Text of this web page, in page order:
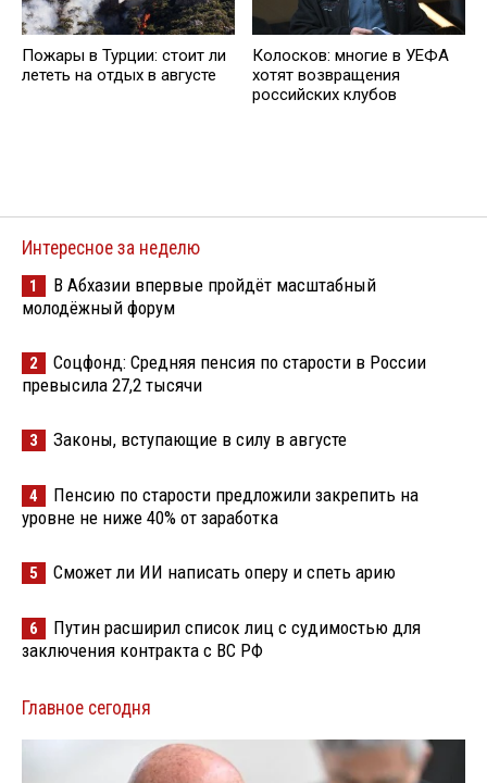
Пожары в Турции: стоит ли
лететь на отдых в августе
Колосков: многие в УЕФА
хотят возвращения
российских клубов
Интересное за неделю
1
В Абхазии впервые пройдёт масштабный
молодёжный форум
2
Соцфонд: Средняя пенсия по старости в России
превысила 27,2 тысячи
3 Законы, вступающие в силу в августе
4
Пенсию по старости предложили закрепить на
уровне не ниже 40% от заработка
5 Сможет ли ИИ написать оперу и спеть арию
6
Путин расширил список лиц с судимостью для
заключения контракта с ВС РФ
Главное сегодня